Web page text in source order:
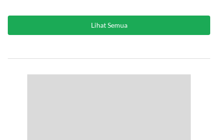
Lihat Semua